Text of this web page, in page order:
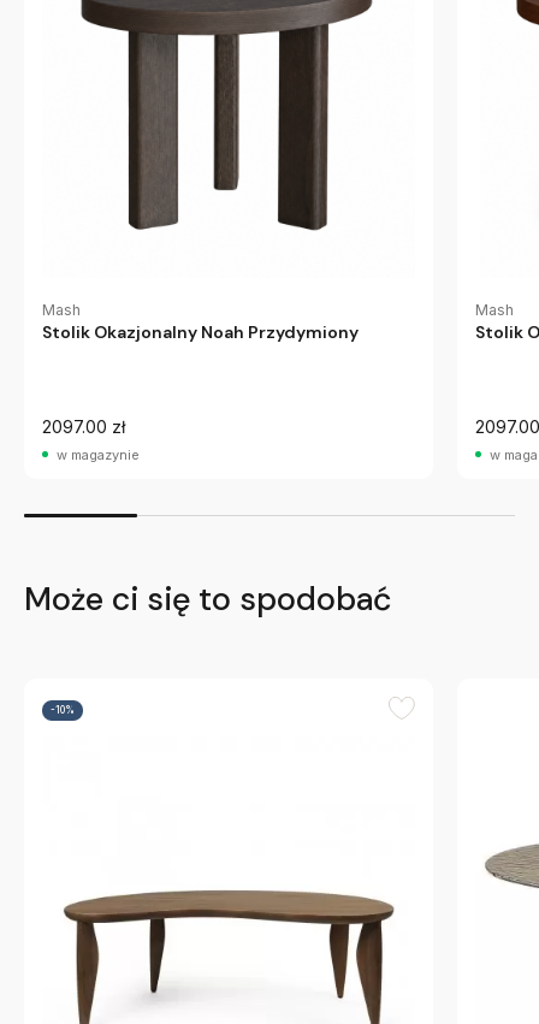
Mash
Stolik Okazjonalny Noah Przydymiony
2097.00 zł
w magazynie
Mash
Stolik
w
Może ci się to spodobać
-10%